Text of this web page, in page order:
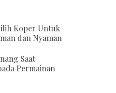
Koper Untuk
dan Nyaman
Saat
Permainan